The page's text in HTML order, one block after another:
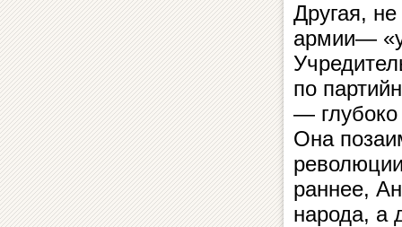
Другая,
армии—
по
— глубоко
Она
раннее,
народа, а